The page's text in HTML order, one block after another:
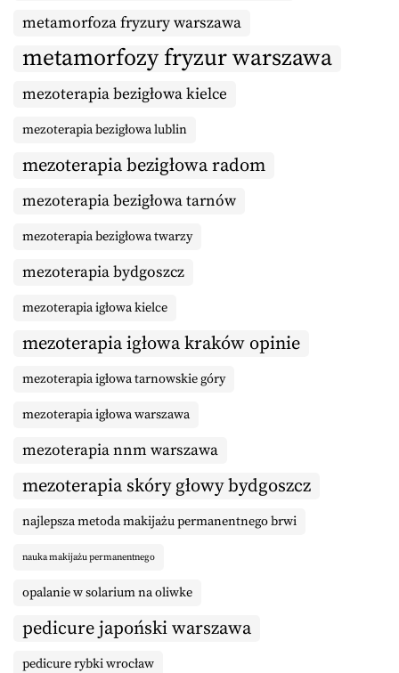
metamorfoza fryzury warszawa
metamorfozy fryzur warszawa
mezoterapia bezigłowa kielce
mezoterapia bezigłowa lublin
mezoterapia bezigłowa radom
mezoterapia bezigłowa tarnów
mezoterapia bezigłowa twarzy
mezoterapia bydgoszcz
mezoterapia igłowa kielce
mezoterapia igłowa kraków opinie
mezoterapia igłowa tarnowskie góry
mezoterapia igłowa warszawa
mezoterapia nnm warszawa
mezoterapia skóry głowy bydgoszcz
najlepsza metoda makijażu permanentnego brwi
nauka makijażu permanentnego
opalanie w solarium na oliwke
pedicure japoński warszawa
pedicure rybki wrocław